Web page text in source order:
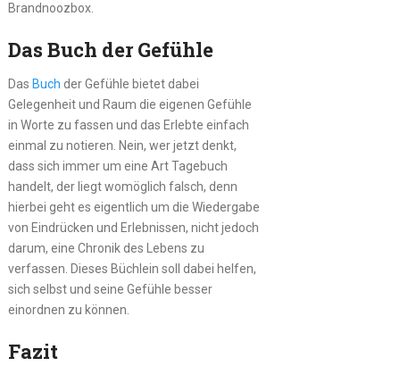
Brandnoozbox.
Das Buch der Gefühle
Das Buch der Gefühle bietet dabei
Gelegenheit und Raum die eigenen Gefühle
in Worte zu fassen und das Erlebte einfach
einmal zu notieren. Nein, wer jetzt denkt,
dass sich immer um eine Art Tagebuch
handelt, der liegt womöglich falsch, denn
hierbei geht es eigentlich um die Wiedergabe
von Eindrücken und Erlebnissen, nicht jedoch
darum, eine Chronik des Lebens zu
verfassen. Dieses Büchlein soll dabei helfen,
sich selbst und seine Gefühle besser
einordnen zu können.
Fazit